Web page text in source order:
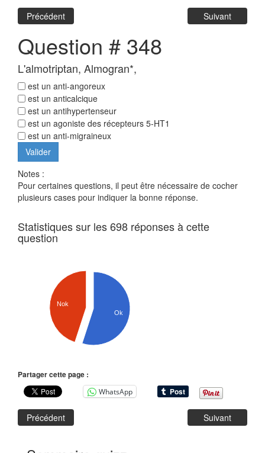
Précédent Suivant
Question # 348
L'almotriptan, Almogran*,
est un anti-angoreux
est un anticalcique
est un antihypertenseur
est un agoniste des récepteurs 5-HT1
est un anti-migraineux
Notes :
Pour certaines questions, il peut être nécessaire de cocher
plusieurs cases pour indiquer la bonne réponse.
Statistiques sur les 698 réponses à cette
question
Nok
Ok
Partager cette page :
WhatsApp
Précédent Suivant